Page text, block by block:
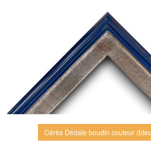
Cérès Dédale boudin couleur